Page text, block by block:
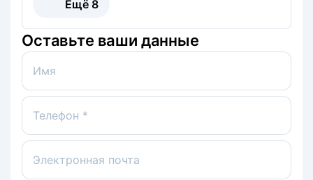
Ещё 8
Оставьте ваши данные
Имя
Телефон *
Электронная почта